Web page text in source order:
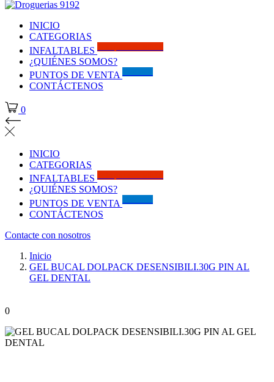
INICIO
CATEGORIAS
INFALTABLES
¿QUIÉNES SOMOS?
PUNTOS DE VENTA
CONTÁCTENOS
0
INICIO
CATEGORIAS
INFALTABLES
¿QUIÉNES SOMOS?
PUNTOS DE VENTA
CONTÁCTENOS
Contacte con nosotros
Inicio
GEL BUCAL DOLPACK DESENSIBILI.30G PIN AL
GEL DENTAL
0